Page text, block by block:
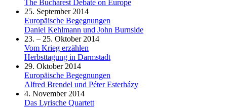
The Bucharest Debate on Europe
25. September 2014
Europäische Begegnungen
Daniel Kehlmann und John Burnside
23. – 25. Oktober 2014
Vom Krieg erzählen
Herbsttagung in Darmstadt
29. Oktober 2014
Europäische Begegnungen
Alfred Brendel und Péter Esterházy
4. November 2014
Das Lyrische Quartett